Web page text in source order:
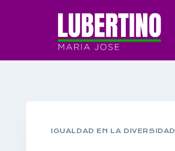
IGUALDAD EN LA DIVERSIDAD